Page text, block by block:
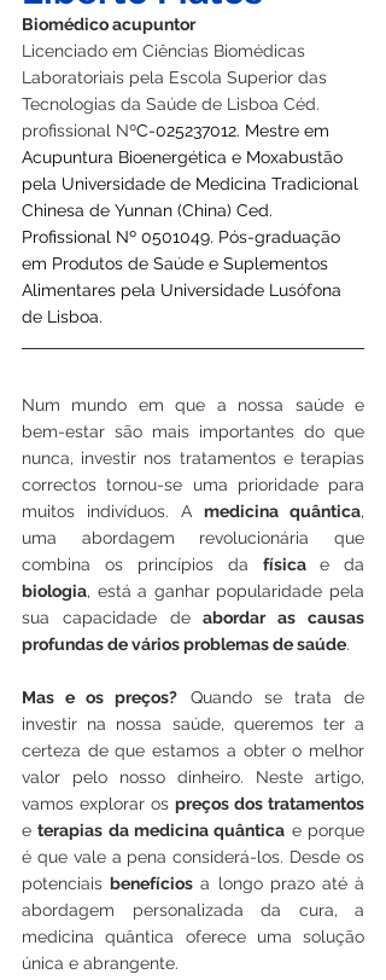
Biomédico acupuntor
Licenciado em Ciências Biomédicas
Laboratoriais pela Escola Superior das
Tecnologias da Saúde de Lisboa Céd.
profissional NºC-025237012. Mestre em
Acupuntura Bioenergética e Moxabustão
pela Universidade de Medicina Tradicional
Chinesa de Yunnan (China) Ced.
Profissional Nº 0501049. Pós-graduação
em Produtos de Saúde e Suplementos
Alimentares pela Universidade Lusófona
de Lisboa.
Num mundo em que a nossa saúde e
bem-estar são mais importantes do que
nunca, investir nos tratamentos e terapias
correctos tornou-se uma prioridade para
muitos indivíduos. A medicina quântica,
uma abordagem revolucionária que
combina os princípios da física
biologia, está a ganhar popularidade pela
sua capacidade de abordar as causas
profundas de vários problemas de saúde.
Mas e os preços? Quando se trata de
investir na nossa saúde, queremos ter a
certeza de que estamos a obter o melhor
valor pelo nosso dinheiro. Neste artigo,
vamos explorar os preços dos tratamentos
e terapias da medicina quântica e porque
é que vale a pena considerá-los. Desde os
potenciais benefícios a longo prazo até à
abordagem personalizada da cura, a
medicina quântica oferece uma solução
única e abrangente.